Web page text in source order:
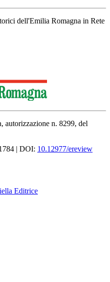
dell'Emilia Romagna in Rete
autorizzazione n. 8299, del
| DOI: 10.12977/ereview
Editrice